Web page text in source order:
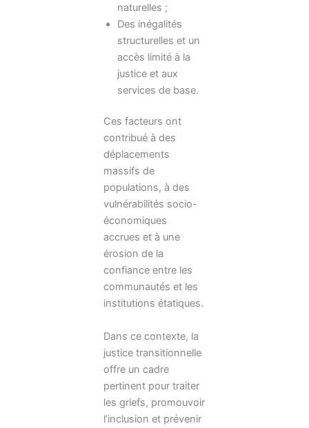
naturelles ;
Des inégalités
structurelles et un
accès limité à la
justice et aux
services de base.
Ces facteurs ont
contribué à des
déplacements
massifs de
populations, à des
vulnérabilités socio-
économiques
accrues et à une
érosion de la
confiance entre les
communautés et les
institutions étatiques.
Dans ce contexte, la
justice transitionnelle
offre un cadre
pertinent pour traiter
les griefs, promouvoir
l’inclusion et prévenir